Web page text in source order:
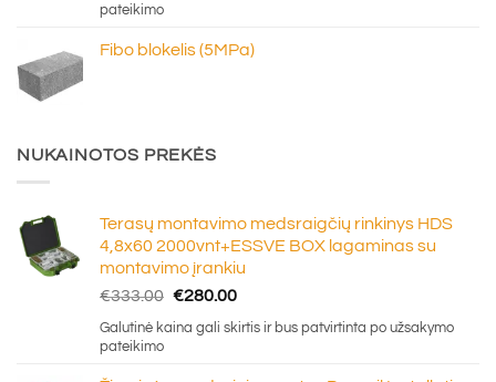
€6.20
pateikimo
Fibo blokelis (5MPa)
NUKAINOTOS PREKĖS
Terasų montavimo medsraigčių rinkinys HDS
4,8x60 2000vnt+ESSVE BOX lagaminas su
montavimo įrankiu
€333.00 Original
price
was:
€280.00Current
price
Galutinė kaina gali skirtis ir bus patvirtinta po užsakymo
pateikimo